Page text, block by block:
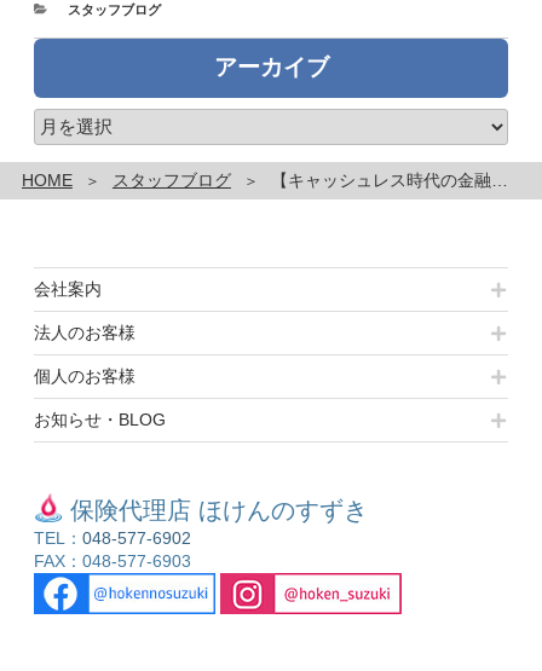
カ
スタッフブログ
アーカイブ
ア
ー
カ
イ
HOME スタッフブログ 【キャッシュレス時代の金融教育】について
会社案内
法人のお客様
個人のお客様
お知らせ・BLOG
保険代理店 ほけんのすずき
TEL： 048-577-6902
FAX：048-577-6903